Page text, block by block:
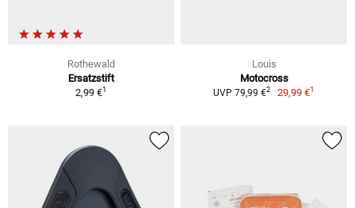
Rothewald
Ersatzstift
2,99 €1
Louis
Motocross
UVP 79,99 €2 29,99 €1